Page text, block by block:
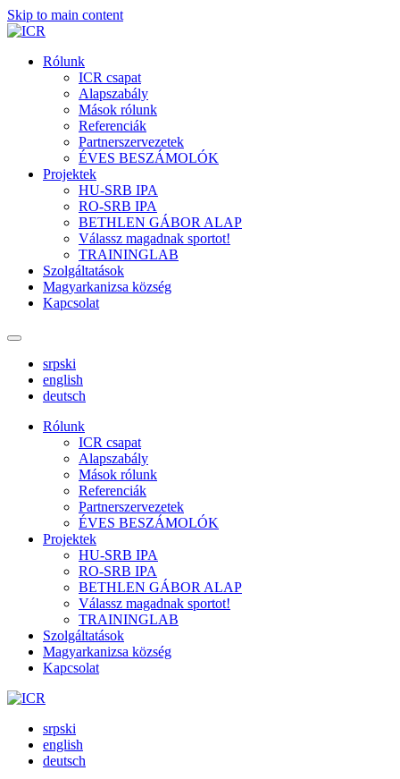
Skip to main content
Rólunk
ICR csapat
Alapszabály
Mások rólunk
Referenciák
Partnerszervezetek
ÉVES BESZÁMOLÓK
Projektek
HU-SRB IPA
RO-SRB IPA
BETHLEN GÁBOR ALAP
Válassz magadnak sportot!
TRAININGLAB
Szolgáltatások
Magyarkanizsa község
Kapcsolat
srpski
english
deutsch
Rólunk
ICR csapat
Alapszabály
Mások rólunk
Referenciák
Partnerszervezetek
ÉVES BESZÁMOLÓK
Projektek
HU-SRB IPA
RO-SRB IPA
BETHLEN GÁBOR ALAP
Válassz magadnak sportot!
TRAININGLAB
Szolgáltatások
Magyarkanizsa község
Kapcsolat
srpski
english
deutsch